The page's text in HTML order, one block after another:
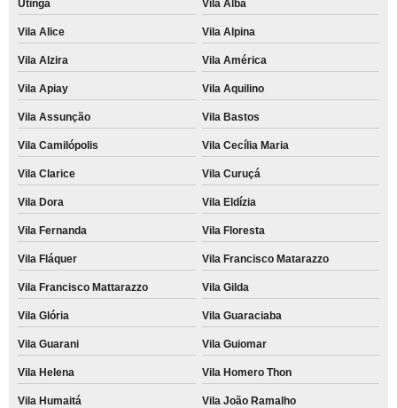
Utinga Vila Alba
Vila Alice Vila Alpina
Vila Alzira Vila América
Vila Apiay Vila Aquilino
Vila Assunção Vila Bastos
Vila Camilópolis Vila Cecília Maria
Vila Clarice Vila Curuçá
Vila Dora Vila Eldízia
Vila Fernanda Vila Floresta
Vila Fláquer Vila Francisco Matarazzo
Vila Francisco Mattarazzo Vila Gilda
Vila Glória Vila Guaraciaba
Vila Guarani Vila Guiomar
Vila Helena Vila Homero Thon
Vila Humaitá Vila João Ramalho